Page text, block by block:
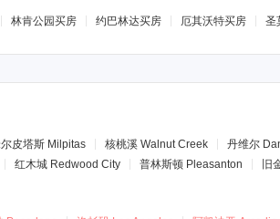
林肯公园买房 约巴林达买房 厄其沃特买房 圣
皮塔斯 Milpitas 核桃溪 Walnut Creek 丹维尔
红木城 Redwood City 普林斯顿 Pleasanton 旧